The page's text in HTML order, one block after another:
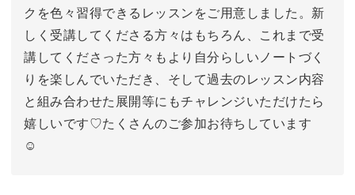
クを色々習得できるレッスンをご用意しました。新
しく受講してくださる方々はもちろん、これまで受
講してくださった方々もより自分らしいノートづく
りを楽しんでいただき、そして過去のレッスン内容
と組み合わせた展開等にもチャレンジいただけたら
嬉しいです♡たくさんのご参加お待ちしています
☺